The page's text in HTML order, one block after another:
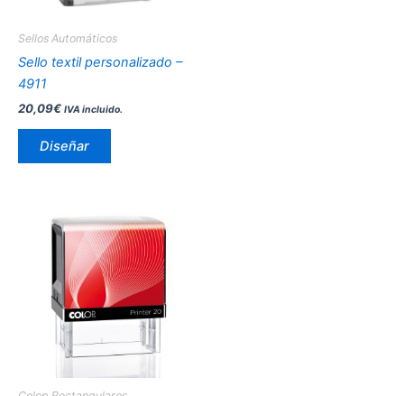
Sellos Automáticos
Sello textil personalizado –
4911
20,09€ IVA incluido.
Diseñar
producto
tiene
múltiples
variantes.
Las
opciones